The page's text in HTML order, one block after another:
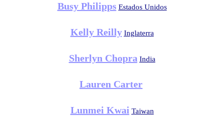
Busy Philipps Estados Unidos
Kelly Reilly Inglaterra
Sherlyn Chopra India
Lauren Carter
Lunmei Kwai Taiwan